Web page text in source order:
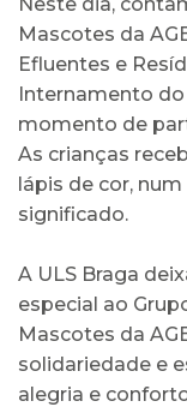
Mascotes da
Efluentes e
Internamento
momento de
As crianças
lápis de cor,
significado.
A ULS Braga
especial ao
Mascotes da
solidariedade e
alegria e